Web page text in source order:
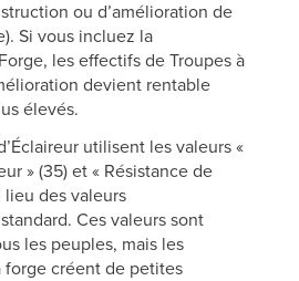
ou d’amélioration de
Si vous incluez la
les effectifs de Troupes à
devient rentable
élevés.
utilisent les valeurs «
» (35) et « Résistance de
lieu des valeurs
Ces valeurs sont
les peuples, mais les
créent de petites